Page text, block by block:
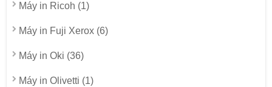
Máy in Ricoh (1)
Máy in Fuji Xerox (6)
Máy in Oki (36)
Máy in Olivetti (1)